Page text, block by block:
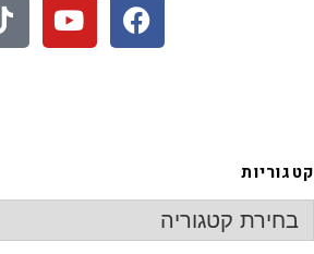
- חיתוכיות ריבה וקוקוס
קטגוריות